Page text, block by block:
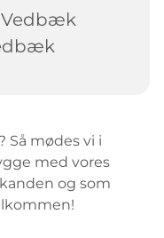
Så mødes vi i
med vores
og som